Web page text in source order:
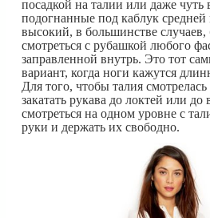
посадкой на талии или даже
подогнанные под каблук
высокий, в большинстве случаев,
смотреться с рубашкой любого
заправленной внутрь. Это тот
вариант, когда ноги кажутся
Для того, чтобы талия
закатать рукава до локтей или до
смотреться на одном уровне с
руки и держать их свободно.